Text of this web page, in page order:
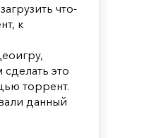
что-
к
это
торрент.
данный